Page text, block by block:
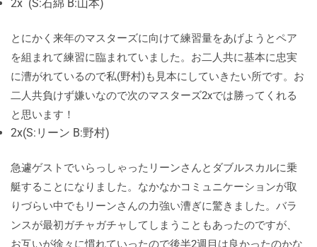
2x (S:石綿 B:山本)
とにかく来年のマスターズに向けて練習量をあげようとペア
を組まれて練習に臨まれていました。お二人共に基本に忠実
に漕がれているので私(野村)も見本にしていきたい所です。お
二人共負けず嫌いなので次のマスターズ2xでは勝ってくれる
と思います！
2x(S:リーン B:野村)
急遽ゲストでいらっしゃったリーンさんとダブルスカルに乗
艇することになりました。なかなかコミュニケーションが取
りづらい中でもリーンさんの力強い漕ぎに驚きました。バラ
ンスが最初ガチャガチャしてしまうこともあったのですが、
お互いが徐々に慣れていったので後半2週目は良かったのかな